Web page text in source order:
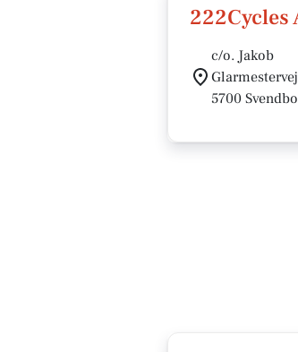
222Cycles
c/o. Jakob
5700